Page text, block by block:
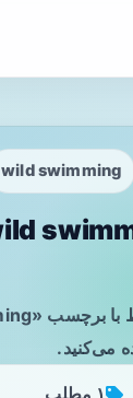
wild swimming
می‌کنید.